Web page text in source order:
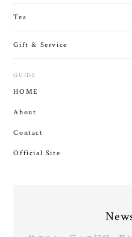
Tea
Gift & Service
GUIDE
HOME
About
Contact
Official Site